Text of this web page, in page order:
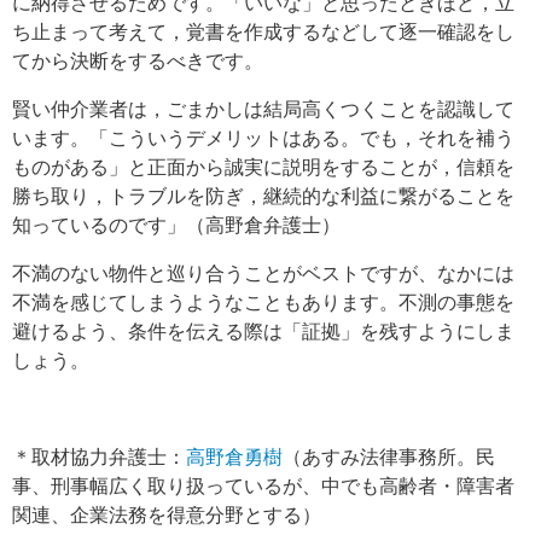
ち止まって考えて，覚書を作成するなどして逐一確認をし
てから決断をするべきです。
賢い仲介業者は，ごまかしは結局高くつくことを認識して
います。「こういうデメリットはある。でも，それを補う
ものがある」と正面から誠実に説明をすることが，信頼を
勝ち取り，トラブルを防ぎ，継続的な利益に繋がることを
知っているのです」（高野倉弁護士）
不満のない物件と巡り合うことがベストですが、なかには
不満を感じてしまうようなこともあります。不測の事態を
避けるよう、条件を伝える際は「証拠」を残すようにしま
しょう。
＊取材協力弁護士： 高野倉勇樹 （あすみ法律事務所。民
事、刑事幅広く取り扱っているが、中でも高齢者・障害者
関連、企業法務を得意分野とする）